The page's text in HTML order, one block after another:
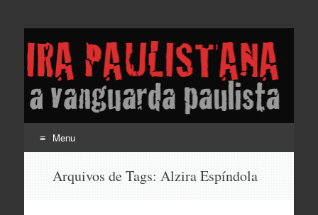
Lira Paulistana e a
vanguarda paulista
Menu
Arquivos de Tags: Alzira Espíndola